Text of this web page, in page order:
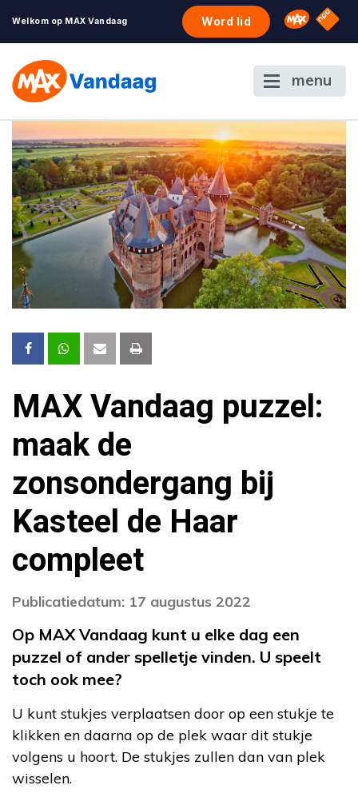
Welkom op MAX Vandaag Word lid Omroep
NPO
menu
MAX Vandaag puzzel:
maak de
zonsondergang bij
Kasteel de Haar
compleet
Publicatiedatum: 17 augustus 2022
Op MAX Vandaag kunt u elke dag een
puzzel of ander spelletje vinden. U speelt
toch ook mee?
U kunt stukjes verplaatsen door op een stukje te
klikken en daarna op de plek waar dit stukje
volgens u hoort. De stukjes zullen dan van plek
wisselen.